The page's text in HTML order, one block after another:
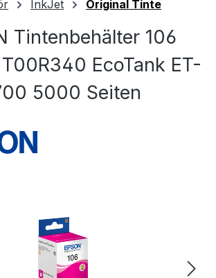
InkJet Original Tinte
Tintenbehälter 106
EcoTank ET-
5000 Seiten